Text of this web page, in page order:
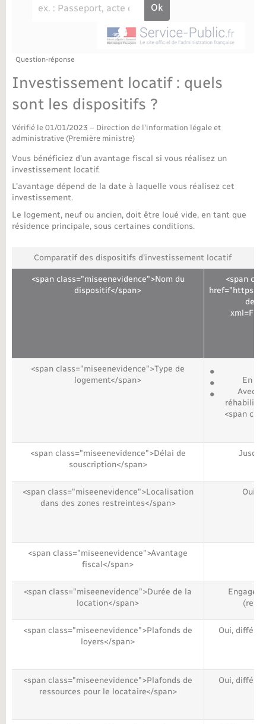
Recensement militaire
Info jeunes
Maison des jeunes (11-17 ans)
Associations
Saison culturelle
Bibliothèques
Sport
Tourisme
Nouvel habitant
Organisation d’événement
Seniors
Transports
Bornes de recharge électrique
Travaux - Autorisation d’occupation de l’espace
Agenda
La Communauté de communes
Plan interactif
Question-réponse
Investissement locatif : quels
sont les dispositifs ?
Vérifié le 01/01/2023 – Direction de l'information légale et
administrative (Première ministre)
Vous bénéficiez d'un avantage fiscal si vous réalisez un
investissement locatif.
L'avantage dépend de la date à laquelle vous réalisez cet
investissement.
Le logement, neuf ou ancien, doit être loué vide, en tant que
résidence principale, sous certaines conditions.
Comparatif des dispositifs d'investissement locatif
<span class="miseenevidence">Nom du
dispositif</span>
<span
href="https://
de-
<span class="miseenevidence">Type de
logement</span>
En
Avec
<span
<span class="miseenevidence">Délai de
souscription</span>
<span class="miseenevidence">Localisation
dans des zones restreintes</span>
Oui
<span class="miseenevidence">Avantage
fiscal</span>
<span class="miseenevidence">Durée de la
location</span>
<span class="miseenevidence">Plafonds de
loyers</span>
Oui,
<span class="miseenevidence">Plafonds de
ressources pour le locataire</span>
Oui,